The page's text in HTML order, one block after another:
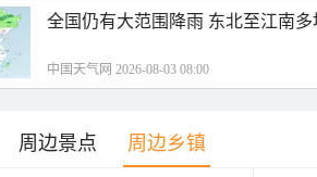
全国仍有大范围降雨 东北至江南
中国天气网 2026-08-03 08:00
周边景点 周边乡镇